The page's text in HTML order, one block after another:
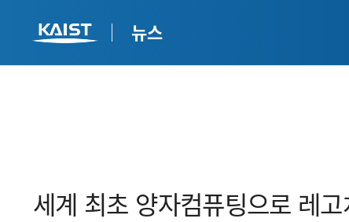
뉴스
세계 최초 양자컴퓨팅으로 레